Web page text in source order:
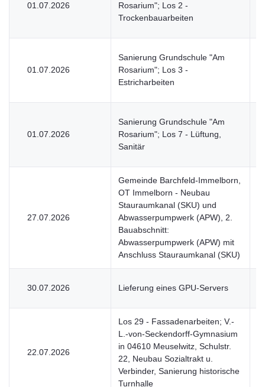
01.07.2026
Rosarium"; Los 2 -
Trockenbauarbeiten
01.07.2026
Sanierung Grundschule "Am
Rosarium"; Los 3 -
Estricharbeiten
01.07.2026
Sanierung Grundschule "Am
Rosarium"; Los 7 - Lüftung,
Sanitär
27.07.2026
Gemeinde Barchfeld-Immelborn,
OT Immelborn - Neubau
Stauraumkanal (SKU) und
Abwasserpumpwerk (APW), 2.
Bauabschnitt:
Abwasserpumpwerk (APW) mit
Anschluss Stauraumkanal (SKU)
30.07.2026 Lieferung eines GPU-Servers
22.07.2026
Los 29 - Fassadenarbeiten; V.-
L.-von-Seckendorff-Gymnasium
in 04610 Meuselwitz, Schulstr.
22, Neubau Sozialtrakt u.
Verbinder, Sanierung historische
Turnhalle